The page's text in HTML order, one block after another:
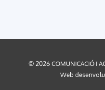
© 2026 COMUNICACIÓ I
Web